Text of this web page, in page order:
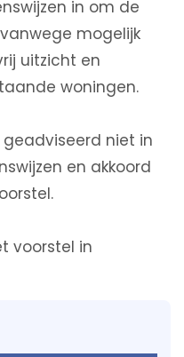
in om de
mogelijk
uitzicht en
woningen.
niet in
en akkoord
voorstel in